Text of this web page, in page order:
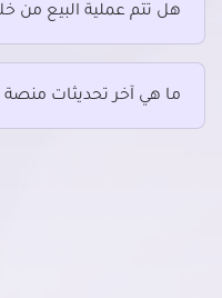
هل تتم عملية البيع من
ما هي آخر تحديثات منصة